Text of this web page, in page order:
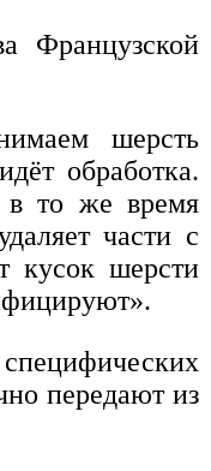
Французской
шерсть
обработка.
в то же время
части с
кусок шерсти
передают из